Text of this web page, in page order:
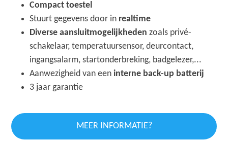
Compact toestel
Stuurt gegevens door in realtime
Diverse aansluitmogelijkhedenzoals privé-
schakelaar, temperatuursensor, deurcontact,
ingangsalarm, startonderbreking, badgelezer,...
Aanwezigheid van een interne back-up batterij
3 jaar garantie
MEER INFORMATIE?